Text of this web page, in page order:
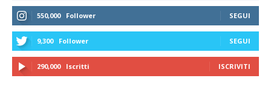
550,000 Follower SEGUI
9,300 Follower SEGUI
290,000 Iscritti ISCRIVITI